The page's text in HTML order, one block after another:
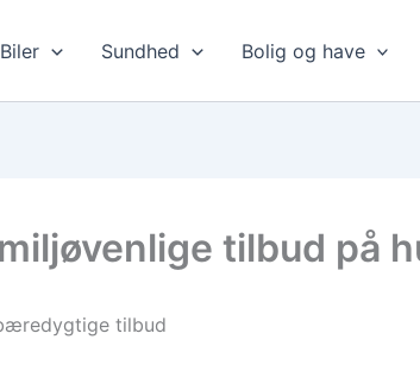
Biler Sundhed Bolig og have
tilbud på
tilbud